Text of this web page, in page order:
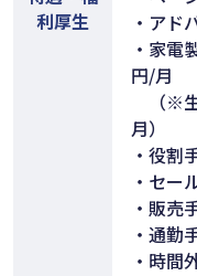
利厚生
・アド
・家電
円/月
（※
月）
・役割
・セー
・販売
・通勤
・時間